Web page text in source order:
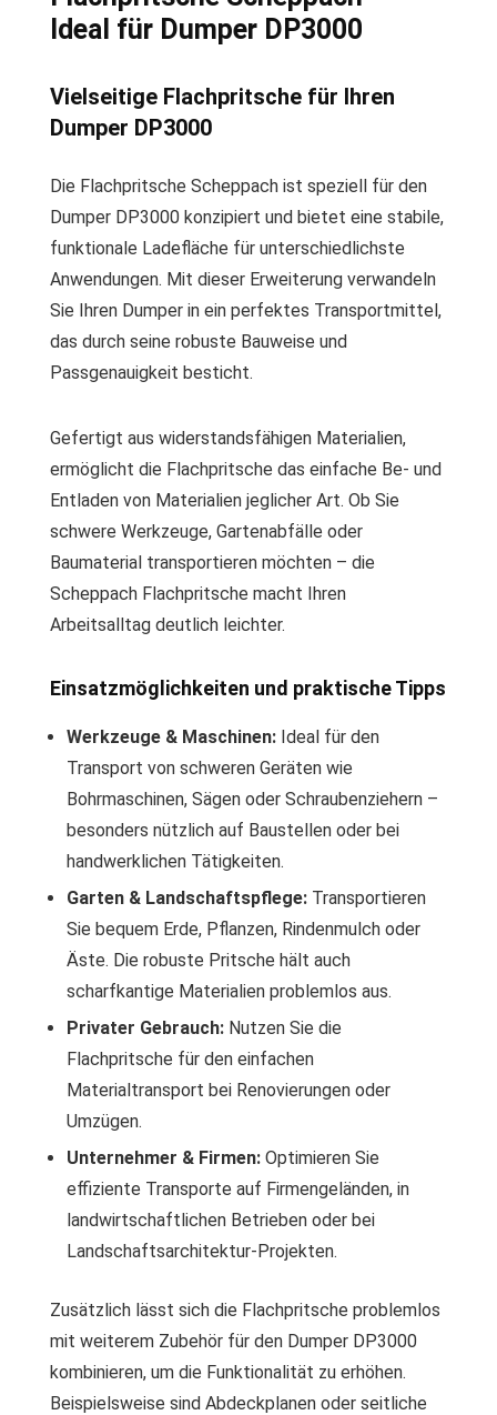
Ideal für Dumper DP3000
Vielseitige Flachpritsche für Ihren
Dumper DP3000
Die Flachpritsche Scheppach ist speziell für den
Dumper DP3000 konzipiert und bietet eine stabile,
funktionale Ladefläche für unterschiedlichste
Anwendungen. Mit dieser Erweiterung verwandeln
Sie Ihren Dumper in ein perfektes Transportmittel,
das durch seine robuste Bauweise und
Passgenauigkeit besticht.
Gefertigt aus widerstandsfähigen Materialien,
ermöglicht die Flachpritsche das einfache Be- und
Entladen von Materialien jeglicher Art. Ob Sie
schwere Werkzeuge, Gartenabfälle oder
Baumaterial transportieren möchten – die
Scheppach Flachpritsche macht Ihren
Arbeitsalltag deutlich leichter.
Einsatzmöglichkeiten und praktische Tipps
Werkzeuge & Maschinen: Ideal für den
Transport von schweren Geräten wie
Bohrmaschinen, Sägen oder Schraubenziehern –
besonders nützlich auf Baustellen oder bei
handwerklichen Tätigkeiten.
Garten & Landschaftspflege: Transportieren
Sie bequem Erde, Pflanzen, Rindenmulch oder
Äste. Die robuste Pritsche hält auch
scharfkantige Materialien problemlos aus.
Privater Gebrauch: Nutzen Sie die
Flachpritsche für den einfachen
Materialtransport bei Renovierungen oder
Umzügen.
Unternehmer & Firmen: Optimieren Sie
effiziente Transporte auf Firmengeländen, in
landwirtschaftlichen Betrieben oder bei
Landschaftsarchitektur-Projekten.
Zusätzlich lässt sich die Flachpritsche problemlos
mit weiterem Zubehör für den Dumper DP3000
kombinieren, um die Funktionalität zu erhöhen.
Beispielsweise sind Abdeckplanen oder seitliche